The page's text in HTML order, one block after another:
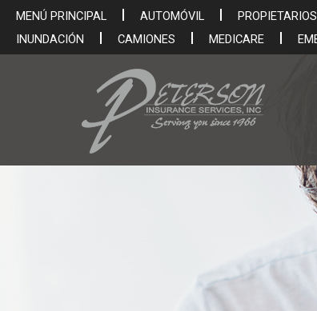
MENÚ PRINCIPAL AUTOMÓVIL PROPIETARIOS
INUNDACIÓN
CAMIONES MEDICARE